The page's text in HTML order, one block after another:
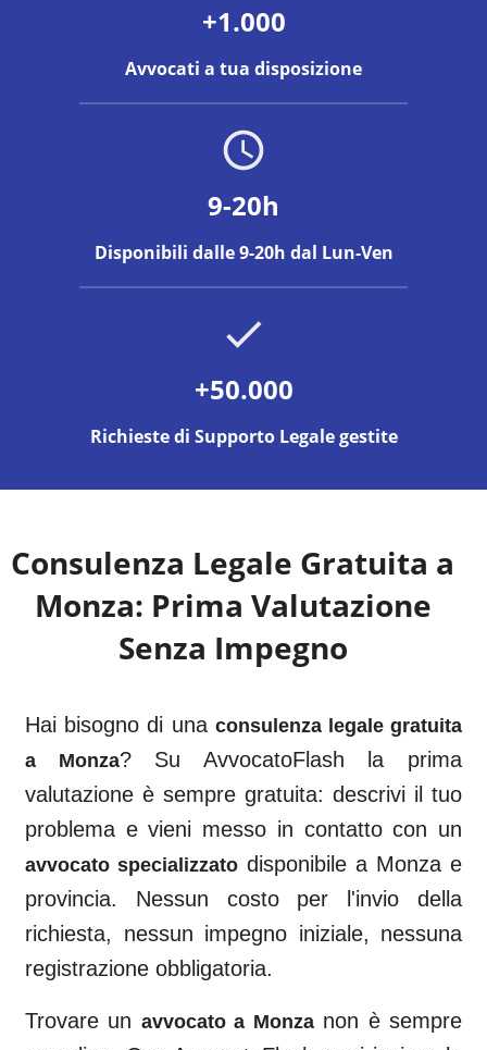
+1.000
Avvocati a tua disposizione
9-20h
Disponibili dalle 9-20h dal Lun-Ven
+50.000
Richieste di Supporto Legale gestite
Consulenza Legale Gratuita a
Monza: Prima Valutazione
Senza Impegno
Hai bisogno di una consulenza legale gratuita
a Monza? Su AvvocatoFlash la prima
valutazione è sempre gratuita: descrivi il tuo
problema e vieni messo in contatto con un
avvocato specializzato disponibile a Monza e
provincia. Nessun costo per l'invio della
richiesta, nessun impegno iniziale, nessuna
registrazione obbligatoria.
Trovare un avvocato a Monzanon è sempre